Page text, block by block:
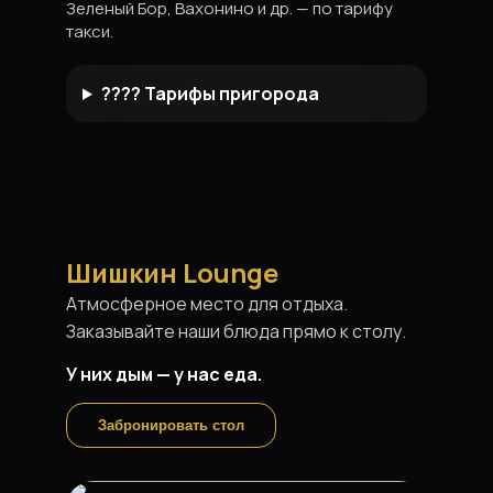
Зеленый Бор, Вахонино и др. — по тарифу
такси.
???? Тарифы пригорода
Шишкин Lounge
Атмосферное место для отдыха.
Заказывайте наши блюда прямо к столу.
У них дым — у нас еда.
Забронировать стол